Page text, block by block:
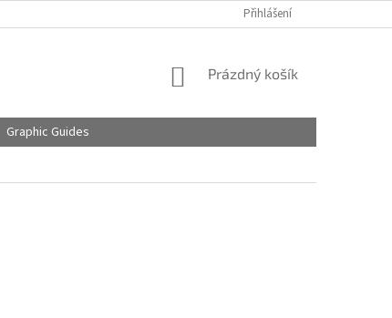
Přihlášení
NÁKUPNÍ
Prázdný košík
Graphic Guides